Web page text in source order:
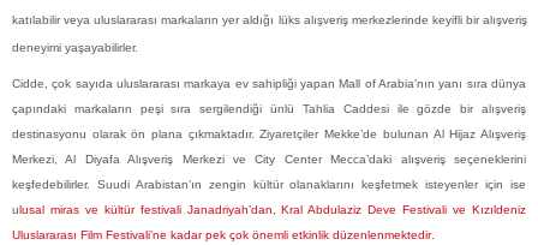
katılabilir veya uluslararası markaların yer aldığı lüks alışveriş merkezlerinde keyifli bir alışveriş
deneyimi yaşayabilirler.
Cidde, çok sayıda uluslararası markaya ev sahipliği yapan Mall of Arabia’nın yanı sıra dünya
çapındaki markaların peşi sıra sergilendiği ünlü Tahlia Caddesi ile gözde bir alışveriş
destinasyonu olarak ön plana çıkmaktadır. Ziyaretçiler Mekke’de bulunan Al Hijaz Alışveriş
Merkezi, Al Diyafa Alışveriş Merkezi ve City Center Mecca’daki alışveriş seçeneklerini
keşfedebilirler. Suudi Arabistan’ın zengin kültür olanaklarını keşfetmek isteyenler için ise
ulusal miras ve kültür festivali Janadriyah’dan, Kral Abdulaziz Deve Festivali ve Kızıldeniz
Uluslararası Film Festivali’ne kadar pek çok önemli etkinlik düzenlenmektedir.